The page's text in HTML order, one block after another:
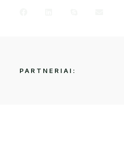
PARTNERIAI: